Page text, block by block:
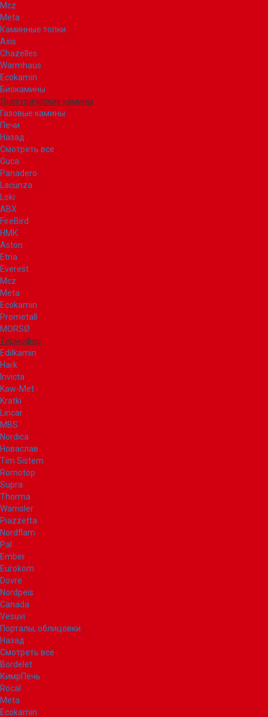
Mcz
Meta
Каминные топки
Axis
Chazelles
Warmhaus
Ecokamin
Биокамины
Электрические камины
Газовые камины
Печи
Назад
Смотреть все
Guca
Panadero
Lacunza
Loki
ABX
FireBird
НМК
Aston
Etna
Everest
Mcz
Meta
Ecokamin
Prometall
MORSØ
Термофор
Edilkamin
Hark
Invicta
Kaw-Met
Kratki
Lincar
MBS
Nordica
Новаслав
Tim Sistem
Romotop
Supra
Thorma
Wamsler
Piazzetta
Nordflam
Pal
Ember
Eurokom
Dovre
Nordpeis
Canada
Vesuvi
Порталы, облицовки
Назад
Смотреть все
Bordelet
КимрПечь
Rocal
Meta
Ecokamin